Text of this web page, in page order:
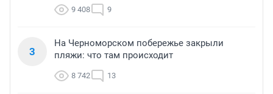
9 408 9
3
На Черноморском побережье закрыли
пляжи: что там происходит
8 742 13